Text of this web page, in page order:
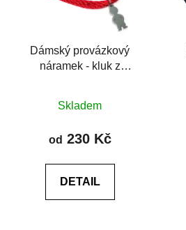
Dámský provázkový
náramek - kluk z
hodnocení
produktu
z
Skladem
od 230 Kč
DETAIL